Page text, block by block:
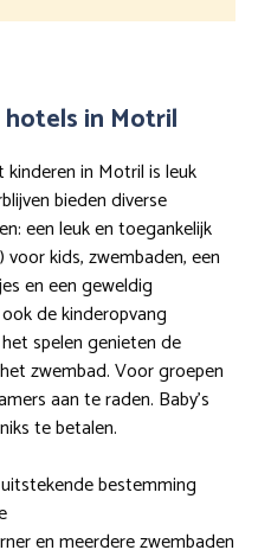
in Motril
kinderen in Motril is leuk
bieden diverse
een leuk en toegankelijk
kids, zwembaden, een
en een geweldig
de kinderopvang
spelen genieten de
zwembad. Voor groepen
aan te raden. Baby’s
te betalen.
bestemming
en meerdere zwembaden